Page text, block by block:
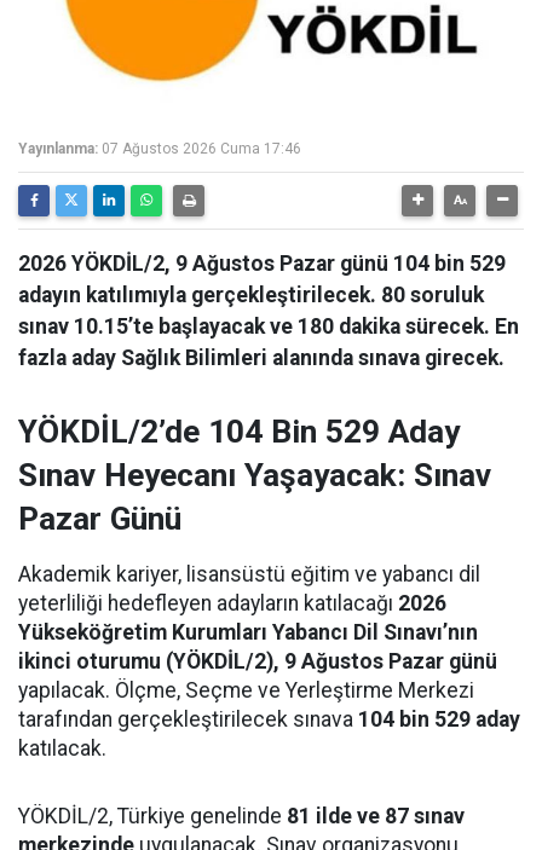
Yayınlanma: 07 Ağustos 2026 Cuma 17:46
2026 YÖKDİL/2, 9 Ağustos Pazar günü 104 bin 529
adayın katılımıyla gerçekleştirilecek. 80 soruluk
sınav 10.15’te başlayacak ve 180 dakika sürecek. En
fazla aday Sağlık Bilimleri alanında sınava girecek.
YÖKDİL/2’de 104 Bin 529 Aday
Sınav Heyecanı Yaşayacak: Sınav
Pazar Günü
Akademik kariyer, lisansüstü eğitim ve yabancı dil
yeterliliği hedefleyen adayların katılacağı 2026
Yükseköğretim Kurumları Yabancı Dil Sınavı’nın
ikinci oturumu (YÖKDİL/2), 9 Ağustos Pazar günü
yapılacak. Ölçme, Seçme ve Yerleştirme Merkezi
tarafından gerçekleştirilecek sınava 104 bin 529 aday
katılacak.
YÖKDİL/2, Türkiye genelinde 81 ilde ve 87 sınav
merkezinde uygulanacak. Sınav organizasyonu